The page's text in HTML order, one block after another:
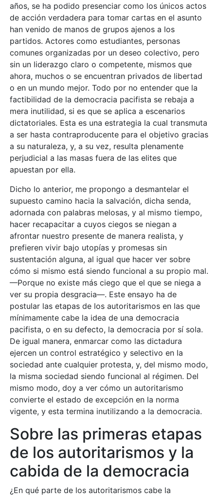
años, se ha podido presenciar como los únicos actos
de acción verdadera para tomar cartas en el asunto
han venido de manos de grupos ajenos a los
partidos. Actores como estudiantes, personas
comunes organizadas por un deseo colectivo, pero
sin un liderazgo claro o competente, mismos que
ahora, muchos o se encuentran privados de libertad
o en un mundo mejor. Todo por no entender que la
factibilidad de la democracia pacifista se rebaja a
mera inutilidad, si es que se aplica a escenarios
dictatoriales. Esta es una estrategia la cual transmuta
a ser hasta contraproducente para el objetivo gracias
a su naturaleza, y, a su vez, resulta plenamente
perjudicial a las masas fuera de las elites que
apuestan por ella.
Dicho lo anterior, me propongo a desmantelar el
supuesto camino hacia la salvación, dicha senda,
adornada con palabras melosas, y al mismo tiempo,
hacer recapacitar a cuyos ciegos se niegan a
afrontar nuestro presente de manera realista, y
prefieren vivir bajo utopías y promesas sin
sustentación alguna, al igual que hacer ver sobre
cómo si mismo está siendo funcional a su propio mal.
—Porque no existe más ciego que el que se niega a
ver su propia desgracia—. Este ensayo ha de
postular las etapas de los autoritarismos en las que
mínimamente cabe la idea de una democracia
pacifista, o en su defecto, la democracia por sí sola.
De igual manera, enmarcar como las dictadura
ejercen un control estratégico y selectivo en la
sociedad ante cualquier protesta, y, del mismo modo,
la misma sociedad siendo funcional al régimen. Del
mismo modo, doy a ver cómo un autoritarismo
convierte el estado de excepción en la norma
vigente, y esta termina inutilizando a la democracia.
Sobre las primeras etapas
de los autoritarismos y la
cabida de la democracia
¿En qué parte de los autoritarismos cabe la